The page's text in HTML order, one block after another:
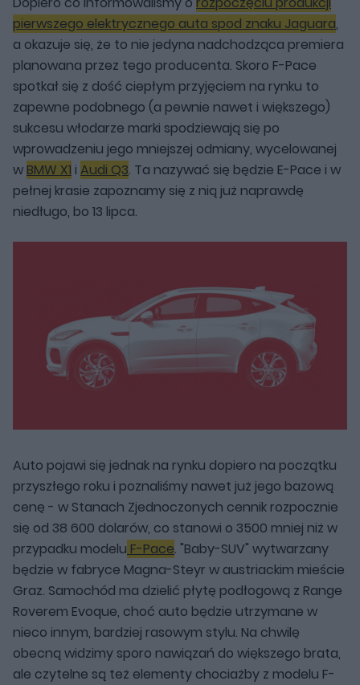
pierwszego elektrycznego auta spod znaku Jaguara,
a okazuje się, że to nie jedyna nadchodząca premiera
planowana przez tego producenta. Skoro F-Pace
spotkał się z dość ciepłym przyjęciem na rynku to
zapewne podobnego (a pewnie nawet i większego)
sukcesu włodarze marki spodziewają się po
wprowadzeniu jego mniejszej odmiany, wycelowanej
w BMW X1 i Audi Q3. Ta nazywać się będzie E-Pace i w
pełnej krasie zapoznamy się z nią już naprawdę
niedługo, bo 13 lipca.
Auto pojawi się jednak na rynku dopiero na początku
przyszłego roku i poznaliśmy nawet już jego bazową
cenę - w Stanach Zjednoczonych cennik rozpocznie
się od 38 600 dolarów, co stanowi o 3500 mniej niż w
przypadku modelu F-Pace. "Baby-SUV" wytwarzany
będzie w fabryce Magna-Steyr w austriackim mieście
Graz. Samochód ma dzielić płytę podłogową z Range
Roverem Evoque, choć auto będzie utrzymane w
nieco innym, bardziej rasowym stylu. Na chwilę
obecną widzimy sporo nawiązań do większego brata,
ale czytelne są też elementy chociażby z modelu F-